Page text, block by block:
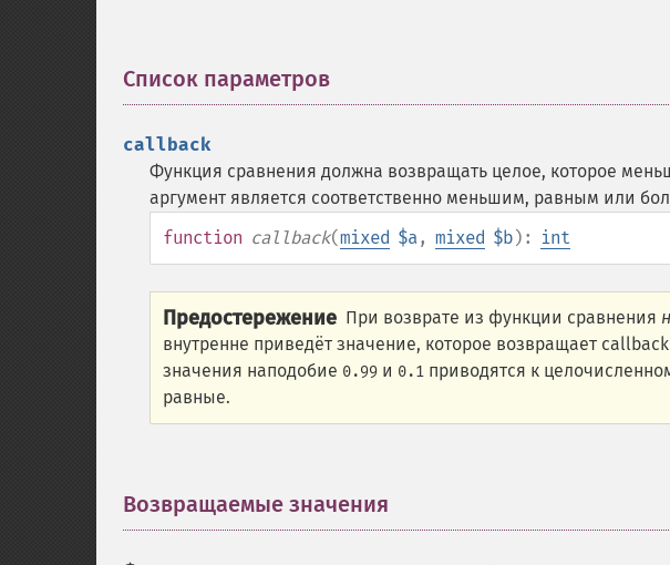
Список параметров
callback
Функция сравнения должна возвращать целое, которое
аргумент является соответственно меньшим, равным или
function callback(mixed $a, mixed $b): int
Предостережение При возврате из функции сравнения
внутренне приведёт значение, которое возвращает
значения наподобие 0.99 и 0.1 приводятся к
равные.
Возвращаемые значения